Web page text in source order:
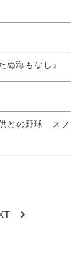
海もなし』
の野球 スノ